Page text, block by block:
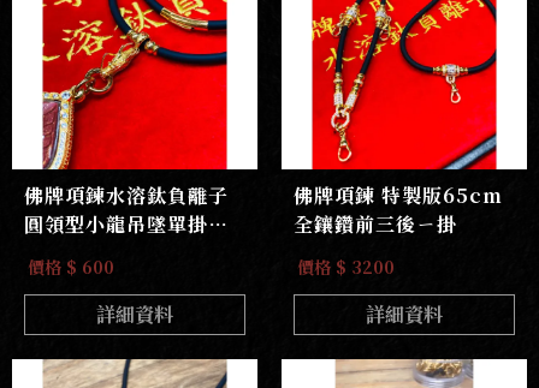
佛牌項鍊水溶鈦負離子
圓領型小龍吊墜單掛或
前後掛款
價格 $ 600
詳細資料
佛牌項鍊 特製版65cm
全鑲鑽前三後ㄧ掛
價格 $ 3200
詳細資料